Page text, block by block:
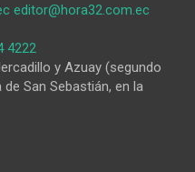
editor@hora32.com.ec
4222
y Azuay (segundo
San Sebastián, en la